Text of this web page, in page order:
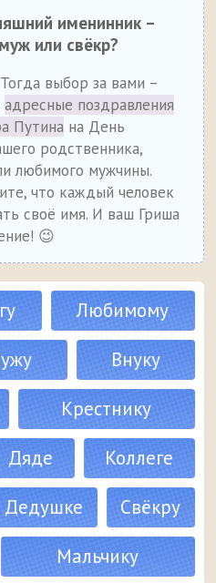
именинник –
или свёкр?
выбор за вами –
адресные поздравления
Путина на День
родственника,
любимого мужчины.
что каждый человек
своё имя. И ваш Гриша
😉
Любимому
Внуку
Крестнику
Дяде
Коллеге
Дедушке
Свёкру
Мальчику